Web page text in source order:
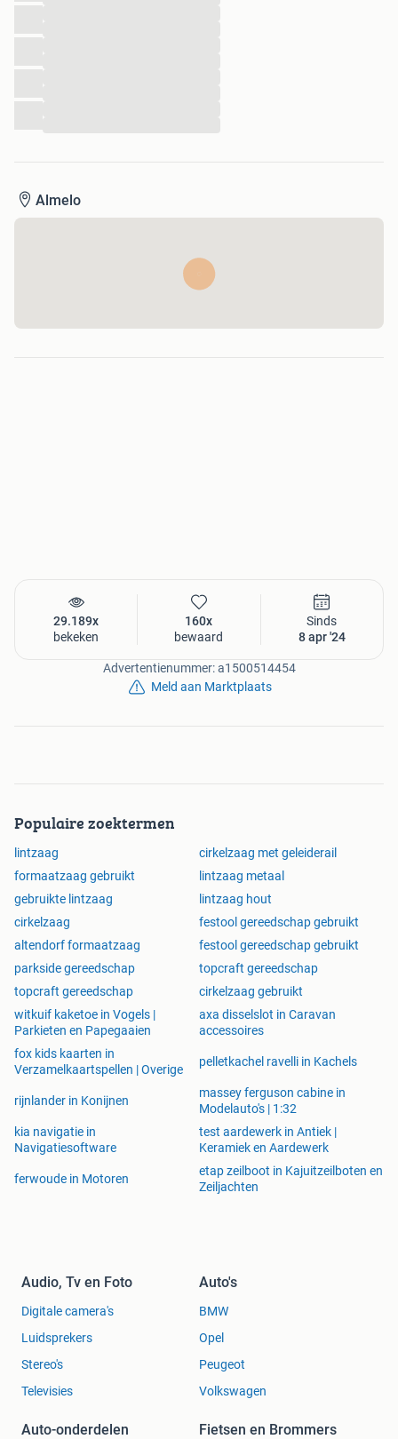
Almelo
29.189x
bekeken
160x
bewaard
Sinds
8 apr '24
Advertentienummer: a1500514454
Meld aan Marktplaats
Populaire zoektermen
lintzaag
cirkelzaag met geleiderail
formaatzaag gebruikt
lintzaag metaal
gebruikte lintzaag
lintzaag hout
cirkelzaag
festool gereedschap gebruikt
altendorf formaatzaag
festool gereedschap gebruikt
parkside gereedschap
topcraft gereedschap
topcraft gereedschap
cirkelzaag gebruikt
witkuif kaketoe in Vogels |
Parkieten en Papegaaien
axa disselslot in Caravan
accessoires
fox kids kaarten in
Verzamelkaartspellen | Overige
pelletkachel ravelli in Kachels
rijnlander in Konijnen
massey ferguson cabine in
Modelauto's | 1:32
kia navigatie in
Navigatiesoftware
test aardewerk in Antiek |
Keramiek en Aardewerk
ferwoude in Motoren
etap zeilboot in Kajuitzeilboten en
Zeiljachten
Audio, Tv en Foto
Digitale camera's
Luidsprekers
Stereo's
Televisies
Auto's
BMW
Opel
Peugeot
Volkswagen
Auto-onderdelen Fietsen en Brommers